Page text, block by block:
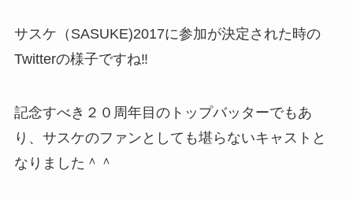
サスケ（SASUKE)2017に参加が決定された時の
Twitterの様子ですね‼
記念すべき２０周年目のトップバッターでもあ
り、サスケのファンとしても堪らないキャストと
なりました＾＾